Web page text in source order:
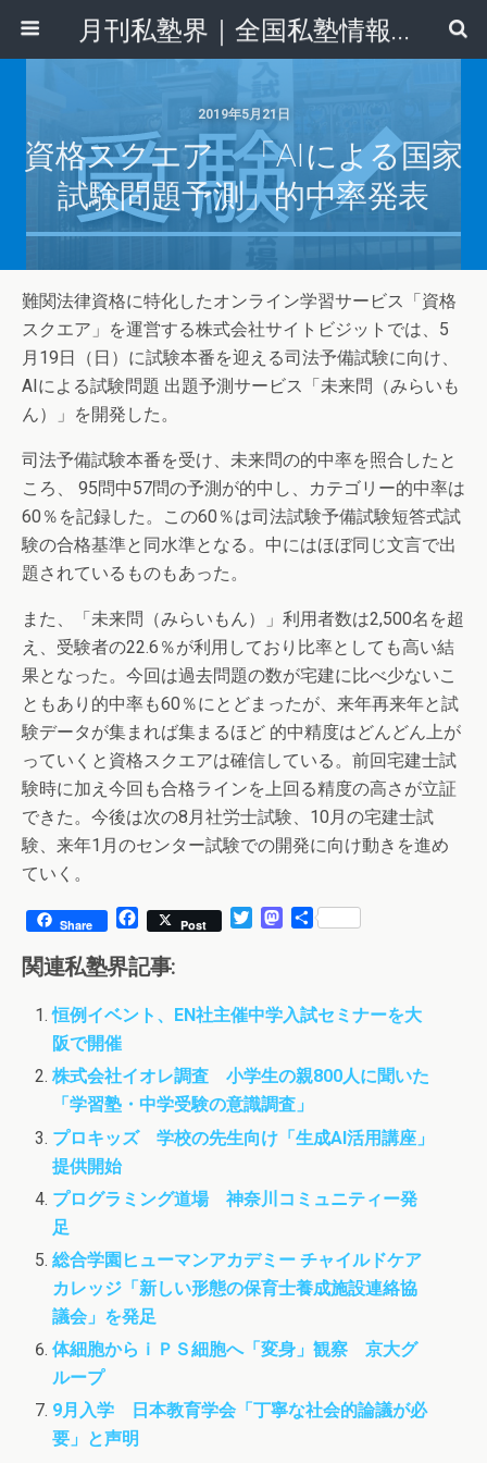
月刊私塾界｜全国私塾情報センター
2019年5月21日
資格スクエア 「AIによる国家
試験問題予測」的中率発表
難関法律資格に特化したオンライン学習サービス「資格
スクエア」を運営する株式会社サイトビジットでは、5
月19日（日）に試験本番を迎える司法予備試験に向け、
AIによる試験問題 出題予測サービス「未来問（みらいも
ん）」を開発した。
司法予備試験本番を受け、未来問の的中率を照合したと
ころ、 95問中57問の予測が的中し、カテゴリー的中率は
60％を記録した。この60％は司法試験予備試験短答式試
験の合格基準と同水準となる。中にはほぼ同じ文言で出
題されているものもあった。
また、「未来問（みらいもん）」利用者数は2,500名を超
え、受験者の22.6％が利用しており比率としても高い結
果となった。今回は過去問題の数が宅建に比べ少ないこ
ともあり的中率も60％にとどまったが、来年再来年と試
験データが集まれば集まるほど 的中精度はどんどん上が
っていくと資格スクエアは確信している。前回宅建士試
験時に加え今回も合格ラインを上回る精度の高さが立証
できた。今後は次の8月社労士試験、10月の宅建士試
験、来年1月のセンター試験での開発に向け動きを進め
ていく。
Share
F
c
e
b
o
k
Post
t
e
M
o
d
n
共
関連私塾界記事:
恒例イベント、EN社主催中学入試セミナーを大
阪で開催
株式会社イオレ調査 小学生の親800人に聞いた
「学習塾・中学受験の意識調査」
プロキッズ 学校の先生向け「生成AI活用講座」
提供開始
プログラミング道場 神奈川コミュニティー発
足
総合学園ヒューマンアカデミー チャイルドケア
カレッジ「新しい形態の保育士養成施設連絡協
議会」を発足
体細胞からｉＰＳ細胞へ「変身」観察 京大グ
ループ
9月入学 日本教育学会「丁寧な社会的論議が必
要」と声明